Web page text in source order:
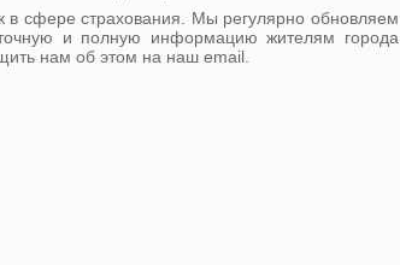
сфере страхования. Мы регулярно обновляем
и полную информацию жителям города
нам об этом на наш email.